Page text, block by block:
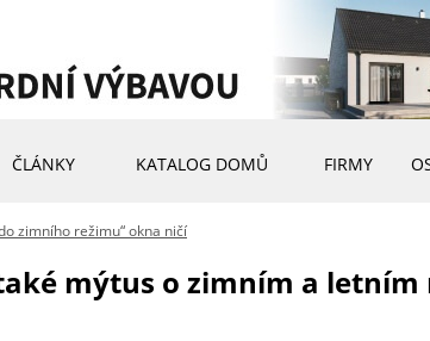
ČLÁNKY KATALOG DOMŮ FIRMY
zimního režimu“ okna ničí
mýtus o zimním a